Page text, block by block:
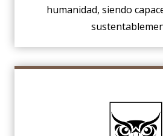
humanidad, siendo